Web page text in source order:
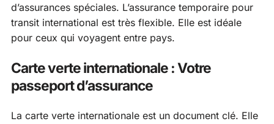
d’assurances spéciales. L’assurance temporaire pour
transit international est très flexible. Elle est idéale
pour ceux qui voyagent entre pays.
Carte verte internationale : Votre
passeport d’assurance
La carte verte internationale est un document clé. Elle